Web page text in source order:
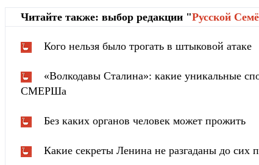
Читайте также: выбор редакции "Русской
Кого нельзя было трогать в штыковой атаке
«Волкодавы Сталина»: какие уникальные
СМЕРШа
Без каких органов человек может прожить
Какие секреты Ленина не разгаданы до сих